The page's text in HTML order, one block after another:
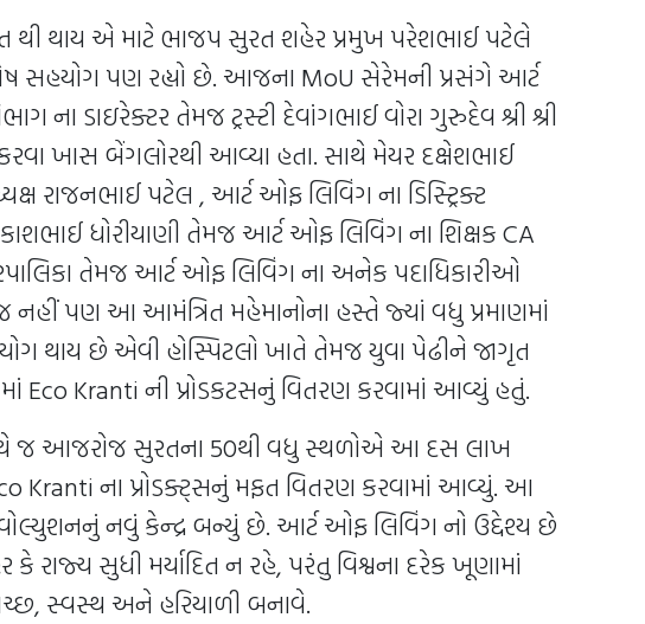
થાય એ માટે ભાજપ સુરત શહેર પ્રમુખ પરેશભાઈ પટેલે
સહયોગ પણ રહ્યો છે. આજના MoU સેરેમની પ્રસંગે આર્ટ
ના ડાઇરેક્ટર તેમજ ટ્રસ્ટી દેવાંગભાઈ વોરા ગુરુદેવ શ્રી શ્રી
કરવા ખાસ બેંગલોરથી આવ્યા હતા. સાથે મેયર દક્ષેશભાઈ
રાજનભાઈ પટેલ , આર્ટ ઓફ લિવિંગ ના ડિસ્ટ્રિક્ટ
ધોરીયાણી તેમજ આર્ટ ઓફ લિવિંગ ના શિક્ષક CA
તેમજ આર્ટ ઓફ લિવિંગ ના અનેક પદાધિકારીઓ
નહીં પણ આ આમંત્રિત મહેમાનોના હસ્તે જ્યાં વધુ પ્રમાણમાં
થાય છે એવી હોસ્પિટલો ખાતે તેમજ યુવા પેઢીને જાગૃત
Eco Kranti ની પ્રોડકટસનું વિતરણ કરવામાં આવ્યું હતું.
જ આજરોજ સુરતના 50થી વધુ સ્થળોએ આ દસ લાખ
Kranti ના પ્રોડક્ટ્સનું મફત વિતરણ કરવામાં આવ્યું. આ
નવું કેન્દ્ર બન્યું છે. આર્ટ ઓફ લિવિંગ નો ઉદ્દેશ્ય છે
રાજ્ય સુધી મર્યાદિત ન રહે, પરંતુ વિશ્વના દરેક ખૂણામાં
સ્વસ્થ અને હરિયાળી બનાવે.